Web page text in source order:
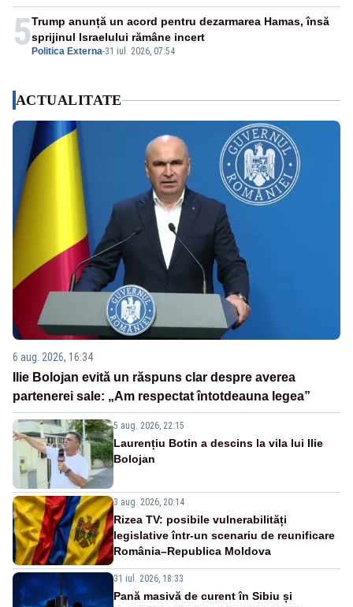
5 Politica Externa-31 iul. 2026, 07:54
Trump anunță un acord pentru dezarmarea Hamas, însă
sprijinul Israelului rămâne incert
ACTUALITATE
6 aug. 2026, 16:34
Ilie Bolojan evită un răspuns clar despre averea
partenerei sale: „Am respectat întotdeauna legea”
5 aug. 2026, 22:15
Laurențiu Botin a descins la vila lui Ilie
Bolojan
3 aug. 2026, 20:14
Rizea TV: posibile vulnerabilități
legislative într-un scenariu de reunificare
România–Republica Moldova
31 iul. 2026, 18:33
Pană masivă de curent în Sibiu și